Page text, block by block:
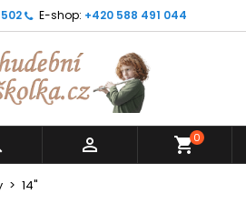
E-shop: +420 588 491 044
 shopping_cart0
14"